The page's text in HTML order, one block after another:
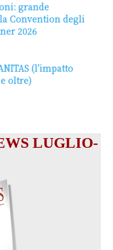
grande
Convention degli
2026
(l’impatto
oltre)
LUGLIO-